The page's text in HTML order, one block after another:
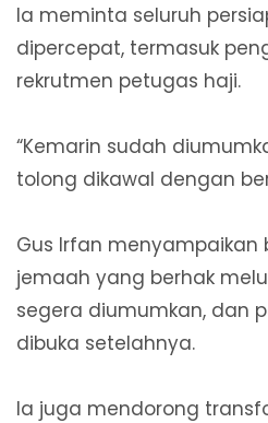
Ia meminta seluruh
dipercepat, termasuk
rekrutmen petugas haji.
“Kemarin sudah
tolong dikawal dengan
Gus Irfan
jemaah yang berhak
segera diumumkan, dan
dibuka setelahnya.
Ia juga mendorong